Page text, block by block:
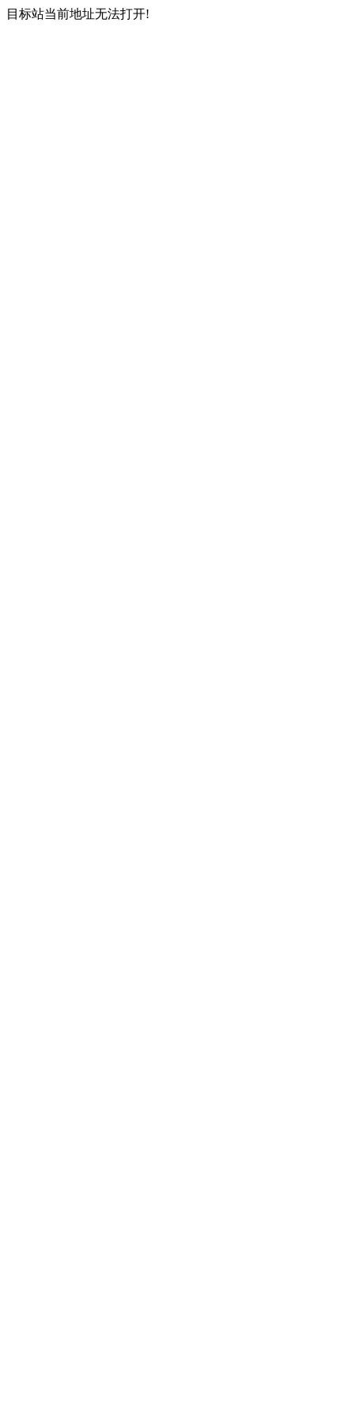
目标站当前地址无法打开!